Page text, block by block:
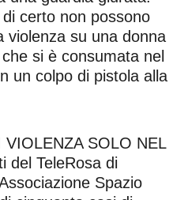
certo non possono
violenza su una donna
si è consumata nel
un colpo di pistola alla
VIOLENZA SOLO NEL
del TeleRosa di
Spazio